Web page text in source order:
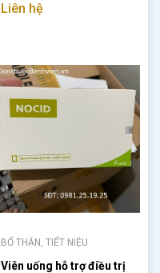
Liên hệ
BỔ THẬN, TIẾT NIỆU
Viên uống hỗ trợ điều trị